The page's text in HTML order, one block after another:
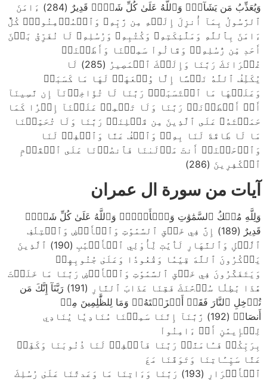
وَيُعَذِّبُ مَن يَشَآءُۗ وَٱللَّهُ عَلَىٰ كُلِّ شَيۡءٖ قَدِيرٌ (284) ءَامَنَ
ٱلرَّسُولُ بِمَآ أُنزِلَ إِلَيۡهِ مِن رَّبِّهِۦ وَٱلۡمُؤۡمِنُونَۚ كُلٌّ
ءَامَنَ بِٱللَّهِ وَمَلَٰٓئِكَتِهِۦ وَكُتُبِهِۦ وَرُسُلِهِۦ لَا نُفَرِّقُ بَيۡنَ
أَحَدٖ مِّن رُّسُلِهِۦۚ وَقَالُواْ سَمِعۡنَا وَأَطَعۡنَاۖ
غُفۡرَانَكَ رَبَّنَا وَإِلَيۡكَ ٱلۡمَصِيرُ (285) لَا
يُكَلِّفُ ٱللَّهُ نَفۡسًا إِلَّا وُسۡعَهَاۚ لَهَا مَا كَسَبَتۡ
وَعَلَيۡهَا مَا ٱكۡتَسَبَتۡۗ رَبَّنَا لَا تُؤَاخِذۡنَآ إِن نَّسِينَآ
أَوۡ أَخۡطَأۡنَاۚ رَبَّنَا وَلَا تَحۡمِلۡ عَلَيۡنَآ إِصۡرٗا كَمَا
حَمَلۡتَهُۥ عَلَى ٱلَّذِينَ مِن قَبۡلِنَاۚ رَبَّنَا وَلَا تُحَمِّلۡنَا
مَا لَا طَاقَةَ لَنَا بِهِۦۖ وَٱعۡفُ عَنَّا وَٱغۡفِرۡ لَنَا
وَٱرۡحَمۡنَآۚ أَنتَ مَوۡلَىٰنَا فَٱنصُرۡنَا عَلَى ٱلۡقَوۡمِ
ٱلۡكَٰفِرِينَ (286)
آيات من سورة ال عمران
وَلِلَّهِ مُلۡكُ ٱلسَّمَٰوَٰتِ وَٱلۡأَرۡضِۗ وَٱللَّهُ عَلَىٰ كُلِّ شَيۡءٖ
قَدِيرٌ (189) إِنَّ فِي خَلۡقِ ٱلسَّمَٰوَٰتِ وَٱلۡأَرۡضِ وَٱخۡتِلَٰفِ
ٱلَّيۡلِ وَٱلنَّهَارِ لَأٓيَٰتٖ لِّأُوْلِي ٱلۡأَلۡبَٰبِ (190) ٱلَّذِينَ
يَذۡكُرُونَ ٱللَّهَ قِيَٰمٗا وَقُعُودٗا وَعَلَىٰ جُنُوبِهِمۡ
وَيَتَفَكَّرُونَ فِي خَلۡقِ ٱلسَّمَٰوَٰتِ وَٱلۡأَرۡضِ رَبَّنَا مَا خَلَقۡتَ
هَٰذَا بَٰطِلٗا سُبۡحَٰنَكَ فَقِنَا عَذَابَ ٱلنَّارِ (191) رَبَّنَآ إِنَّكَ مَن
تُدۡخِلِ ٱلنَّارَ فَقَدۡ أَخۡزَيۡتَهُۥۖ وَمَا لِلظَّٰلِمِينَ مِنۡ
أَنصَارٖ (192) رَّبَّنَآ إِنَّنَا سَمِعۡنَا مُنَادِيٗا يُنَادِي
لِلۡإِيمَٰنِ أَنۡ ءَامِنُواْ
بِرَبِّكُمۡ فَـَٔامَنَّاۚ رَبَّنَا فَٱغۡفِرۡ لَنَا ذُنُوبَنَا وَكَفِّرۡ
عَنَّا سَيِّـَٔاتِنَا وَتَوَفَّنَا مَعَ
ٱلۡأَبۡرَارِ (193) رَبَّنَا وَءَاتِنَا مَا وَعَدتَّنَا عَلَىٰ رُسُلِكَ